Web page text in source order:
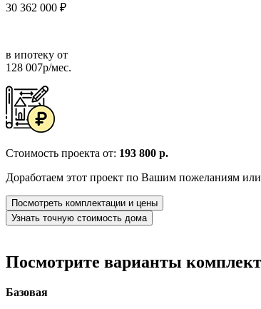
30 362 000 ₽
в ипотеку от
128 007р/мес.
Стоимость проекта от: 193 800 р.
Доработаем этот проект по Вашим пожеланиям
Посмотреть комплектации и цены
Узнать точную стоимость дома
Посмотрите варианты
Базовая